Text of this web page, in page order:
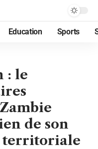
Education Sports
: le
de son
territoriale